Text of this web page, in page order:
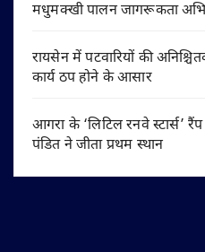
मधुमक्खी पालन जागरूकता
रायसेन में पटवारियों की
कार्य ठप होने के आसार
आगरा के ‘लिटिल रनवे स्टार्स’ रैंप
पंडित ने जीता प्रथम स्थान